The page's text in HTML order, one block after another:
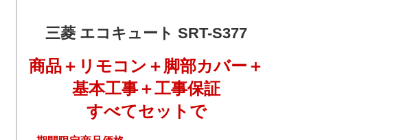
三菱 エコキュート SRT-S377
商品＋リモコン＋脚部カバー＋
基本工事＋工事保証
すべてセットで